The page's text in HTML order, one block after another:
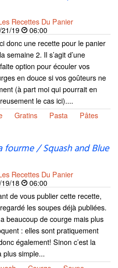
Recettes Du Panier
19
06:00
donc une recette pour le panier
semaine 2. Il s’agit d’une
option pour écouler vos
en douce si vos goûteurs ne
(à part moi qui pourrait en
le cas ici)....
Gratins Pasta
Pâtes
fourme / Squash and Blue
Recettes Du Panier
18
06:00
de vous publier cette recette,
regardé les soupes déjà publiées.
beaucoup de courge mais plus
: elles sont pratiquement
également! Sinon c’est la
plus simple...